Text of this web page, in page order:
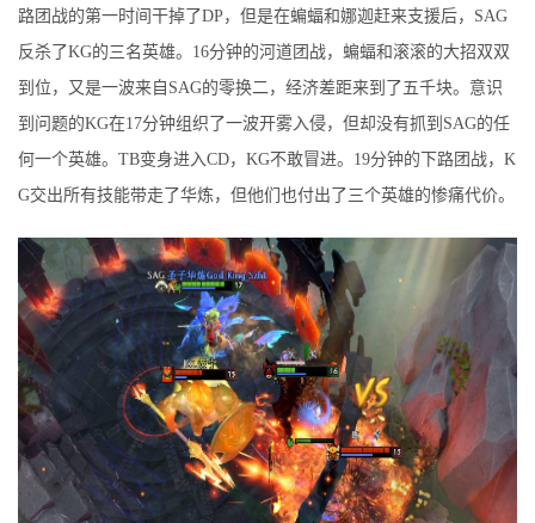
路团战的第一时间干掉了DP，但是在蝙蝠和娜迦赶来支援后，SAG
反杀了KG的三名英雄。16分钟的河道团战，蝙蝠和滚滚的大招双双
到位，又是一波来自SAG的零换二，经济差距来到了五千块。意识
到问题的KG在17分钟组织了一波开雾入侵，但却没有抓到SAG的任
何一个英雄。TB变身进入CD，KG不敢冒进。19分钟的下路团战，K
G交出所有技能带走了华炼，但他们也付出了三个英雄的惨痛代价。